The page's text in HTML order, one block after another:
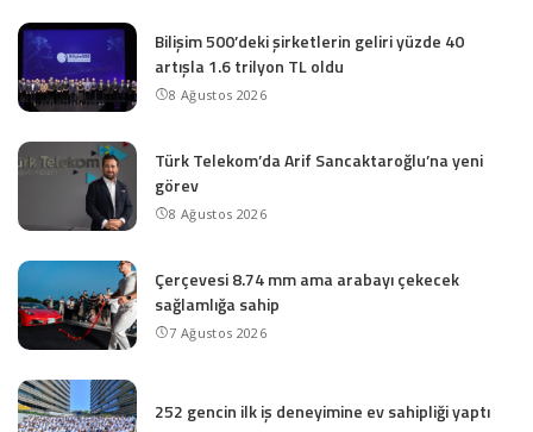
Bilişim 500’deki şirketlerin geliri yüzde 40
artışla 1.6 trilyon TL oldu
8 Ağustos 2026
Türk Telekom’da Arif Sancaktaroğlu’na yeni
görev
8 Ağustos 2026
Çerçevesi 8.74 mm ama arabayı çekecek
sağlamlığa sahip
7 Ağustos 2026
252 gencin ilk iş deneyimine ev sahipliği yaptı